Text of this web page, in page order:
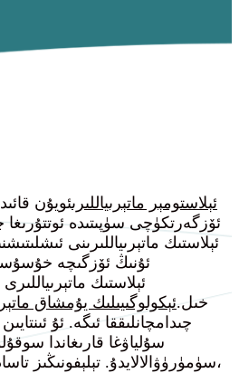
Si-TPV ئېلاستومېر ماتېرىياللىرىئويۇن
ئۆزگەرتكۈچى سۈپىتىدە ئوتتۇرىغا
ئۇنىڭ ئۆزگىچە
خىل.ئېكولوگىيىلىك يۇمشاق
چىدامچانلىققا ئىگە. ئۇ
سۇلياۋغا قارىغاندا
سۈمۈرۈۋالالايدۇ. تېلېفونىڭىز